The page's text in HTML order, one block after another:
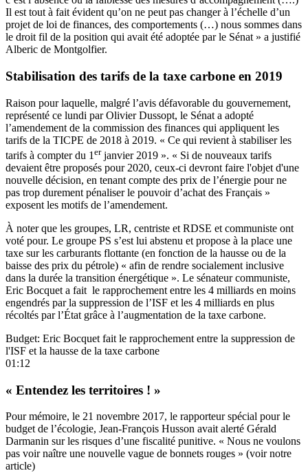
Il est tout à fait évident qu’on ne peut pas changer à l’échelle d’un
projet de loi de finances, des comportements (…) nous sommes dans
le droit fil de la position qui avait été adoptée par le Sénat » a justifié
Alberic de Montgolfier.
Stabilisation des tarifs de la taxe carbone en 2019
Raison pour laquelle, malgré l’avis défavorable du gouvernement,
représenté ce lundi par Olivier Dussopt, le Sénat a adopté
l’amendement de la commission des finances qui appliquent les
tarifs de la TICPE de 2018 à 2019. « Ce qui revient à stabiliser les
tarifs à compter du 1 erjanvier 2019 ». « Si de nouveaux tarifs
devaient être proposés pour 2020, ceux-ci devront faire l'objet d'une
nouvelle décision, en tenant compte des prix de l’énergie pour ne
pas trop durement pénaliser le pouvoir d’achat des Français »
exposent les motifs de l’amendement.
À noter que les groupes, LR, centriste et RDSE et communiste ont
voté pour. Le groupe PS s’est lui abstenu et propose à la place une
taxe sur les carburants flottante (en fonction de la hausse ou de la
baisse des prix du pétrole) « afin de rendre socialement inclusive
dans la durée la transition énergétique ». Le sénateur communiste,
Eric Bocquet a fait le rapprochement entre les 4 milliards en moins
engendrés par la suppression de l’ISF et les 4 milliards en plus
récoltés par l’État grâce à l’augmentation de la taxe carbone.
Budget: Eric Bocquet fait le rapprochement entre la suppression de
l'ISF et la hausse de la taxe carbone
01:12
« Entendez les territoires ! »
Pour mémoire, le 21 novembre 2017, le rapporteur spécial pour le
budget de l’écologie, Jean-François Husson avait alerté Gérald
Darmanin sur les risques d’une fiscalité punitive. « Nous ne voulons
pas voir naître une nouvelle vague de bonnets rouges » (voir notre
article)